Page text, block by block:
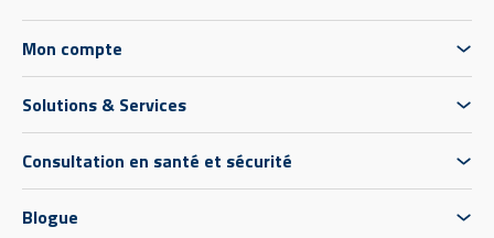
Mon compte
Solutions & Services
Consultation en santé et sécurité
Blogue